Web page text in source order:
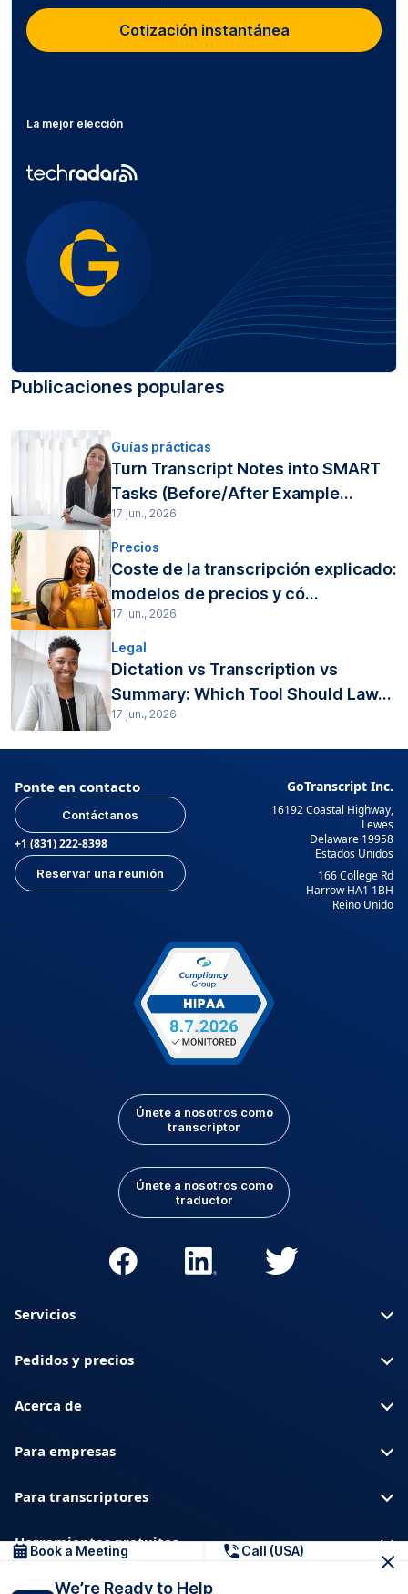
Cotización instantánea
La mejor elección
Publicaciones populares
Guías prácticas
Turn Transcript Notes into SMART
Tasks (Before/After Example...
17 jun., 2026
Precios
Coste de la transcripción explicado:
modelos de precios y có...
17 jun., 2026
Legal
Dictation vs Transcription vs
Summary: Which Tool Should Law...
17 jun., 2026
Ponte en contacto
Contáctanos
+1 (831) 222-8398
Reservar una reunión
GoTranscript Inc.
16192 Coastal Highway,
Lewes
Delaware 19958
Estados Unidos
166 College Rd
Harrow HA1 1BH
Reino Unido
Únete a nosotros como
transcriptor
Únete a nosotros como
traductor
Servicios
Pedidos y precios
Acerca de
Para empresas
Para transcriptores
Herramientas gratuitas
Book a Meeting Call (USA)
We’re Ready to Help